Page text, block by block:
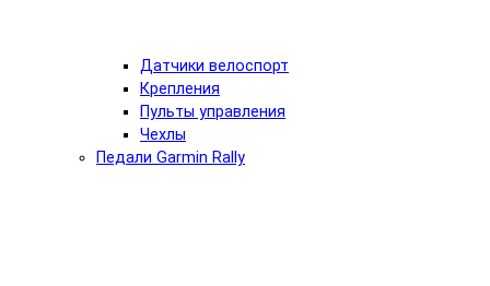
Датчики велоспорт
Крепления
Пульты управления
Чехлы
Педали Garmin Rally